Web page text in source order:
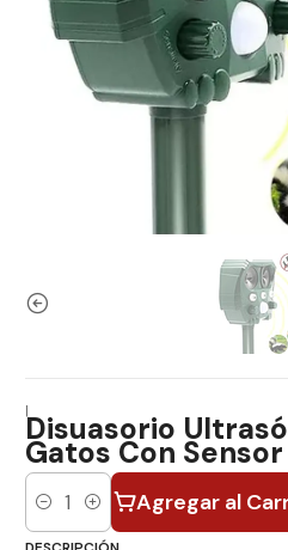
|Disuasorio
Gatos Con Sensor
Cantidad Agregar al